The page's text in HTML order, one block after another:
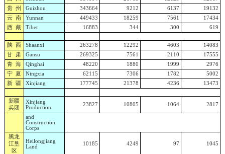
贵 州
Guizhou 343664 9212 6137
19132
云 南
Yunnan 449433 18259 7561
17434
西 藏
Tibet 16883 344 300 619
陕 西 Shaanxi 263278 12292 4603
14083
甘 肃
Gansu 269325 7561 2110
17555
青 海
Qinghai 48220 1880 1999
2976
宁 夏
Ningxia 62115 7306 1782
5002
新 疆
Xinjiang 177745 21378 4236 13473
新疆
兵团
Xinjiang
Production
23827 10805 1064 2817
and
Construction
Corps
黑龙
江垦
区
Heilongjiang
Land
10185 4249 97 1045